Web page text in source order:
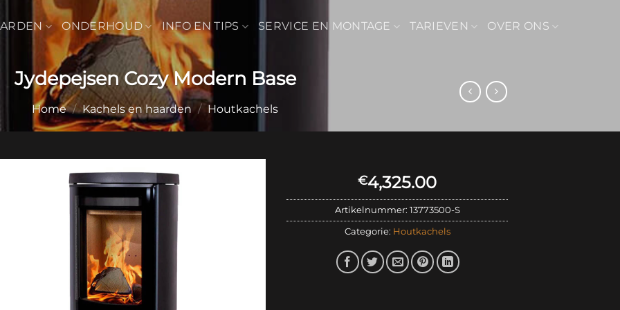
ONDERHOUD INFO EN TIPS SERVICE EN MONTAGE TARIEVEN OVER ONS
Jydepejsen Cozy Modern Base
Home / Kachels en haarden / Houtkachels
€4,325.00
Artikelnummer: 13773500-S
Categorie: Houtkachels